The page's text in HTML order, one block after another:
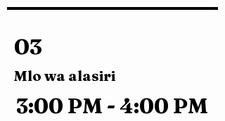
03
Mlo wa alasiri
3:00 PM - 4:00 PM